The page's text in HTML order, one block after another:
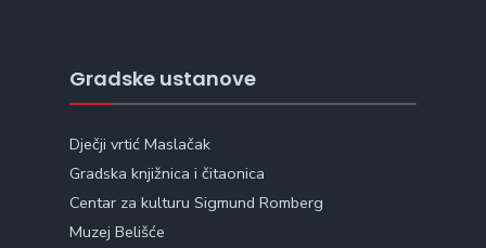
Gradske ustanove
Dječji vrtić Maslačak
Gradska knjižnica i čitaonica
Centar za kulturu Sigmund Romberg
Muzej Belišće